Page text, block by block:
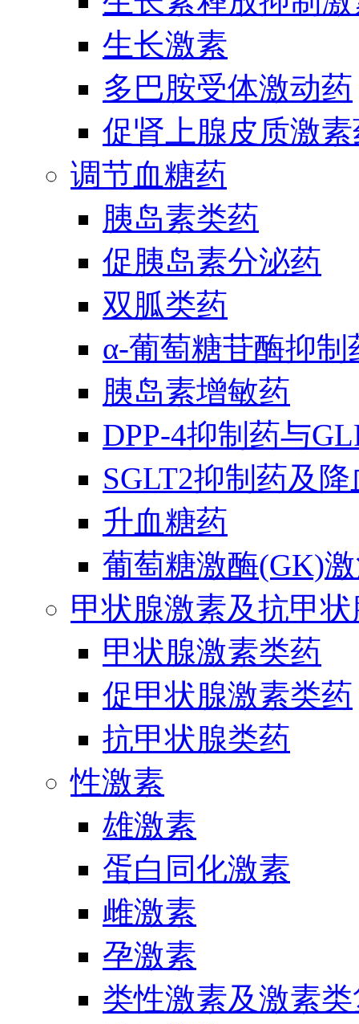
生长激素
多巴胺受体激动药
促肾上腺皮质激
调节血糖药
胰岛素类药
促胰岛素分泌药
双胍类药
α-葡萄糖苷酶抑制
胰岛素增敏药
DPP-4抑制药与
SGLT2抑制药及
升血糖药
葡萄糖激酶(GK)
甲状腺激素及抗甲
甲状腺激素类药
促甲状腺激素类药
抗甲状腺类药
性激素
雄激素
蛋白同化激素
雌激素
孕激素
类性激素及激素